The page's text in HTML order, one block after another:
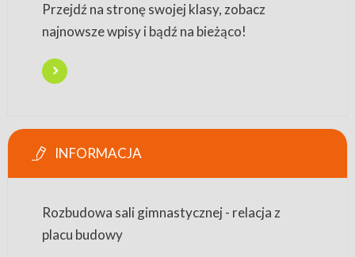
Przejdź na stronę swojej klasy, zobacz
najnowsze wpisy i bądź na bieżąco!
INFORMACJA
Rozbudowa sali gimnastycznej - relacja z
placu budowy